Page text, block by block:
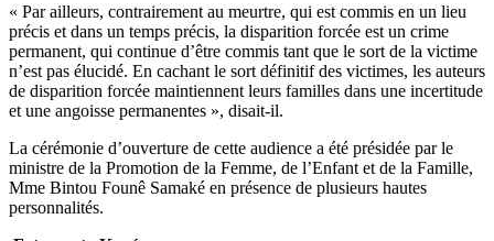
« Par ailleurs, contrairement au meurtre, qui est commis en un lieu
précis et dans un temps précis, la disparition forcée est un crime
permanent, qui continue d’être commis tant que le sort de la victime
n’est pas élucidé. En cachant le sort définitif des victimes, les auteurs
de disparition forcée maintiennent leurs familles dans une incertitude
et une angoisse permanentes », disait-il.
La cérémonie d’ouverture de cette audience a été présidée par le
ministre de la Promotion de la Femme, de l’Enfant et de la Famille,
Mme Bintou Founê Samaké en présence de plusieurs hautes
personnalités.